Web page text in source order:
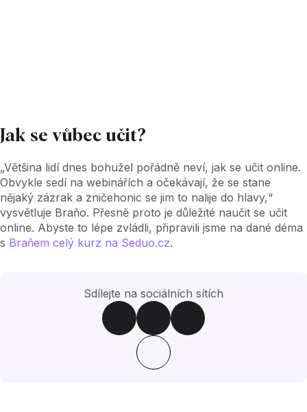
Jak se vůbec učit?
„Většina lidí dnes bohužel pořádně neví, jak se učit online.
Obvykle sedí na webinářích a očekávají, že se stane
nějaký zázrak a zničehonic se jim to nalije do hlavy,“
vysvětluje Braňo. Přesně proto je důležité naučit se učit
online. Abyste to lépe zvládli, připravili jsme na dané déma
s Braňem celý kurz na Seduo.cz.
Sdílejte na sociálních sítích